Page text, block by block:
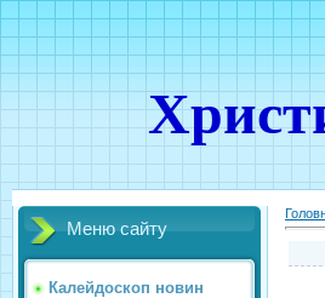
Меню сайту
Калейдоскоп новин